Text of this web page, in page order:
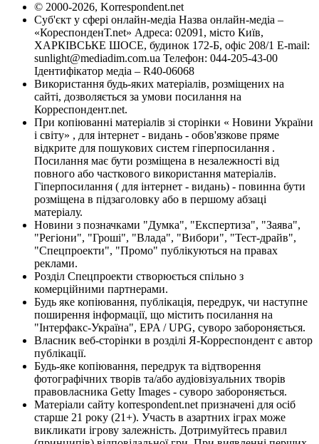
© 2000-2026, Korrespondent.net
Суб'єкт у сфері онлайн-медіа Назва онлайн-медіа –
«КореспонденТ.net» Адреса: 02091, місто Київ,
ХАРКІВСЬКЕ ШОСЕ, будинок 172-Б, офіс 208/1 E-mail:
sunlight@mediadim.com.ua Телефон: 044-205-43-00
Ідентифікатор медіа – R40-06068
Використання будь-яких матеріалів, розміщених на
сайті, дозволяється за умови посилання на
Корреспондент.net.
При копіюванні матеріалів зі сторінки « Новини України
і світу» , для інтернет - видань - обов'язкове пряме
відкрите для пошукових систем гіперпосилання .
Посилання має бути розміщена в незалежності від
повного або часткового використання матеріалів.
Гіперпосилання ( для інтернет - видань) - повинна бути
розміщена в підзаголовку або в першому абзаці
матеріалу.
Новини з позначками "Думка", "Експертиза", "Заява",
"Регіони", "Гроші", "Влада", "Вибори", "Тест-драйв",
"Спецпроекти", "Промо" публікуються на правах
реклами.
Розділ Спецпроекти створюється спільно з
комерційними партнерами.
Будь яке копіювання, публікація, передрук, чи наступне
поширення інформації, що містить посилання на
"Інтерфакс-Україна", EPA / UPG, суворо забороняється.
Власник веб-сторінки в розділі Я-Корреспондент є автор
публікації.
Будь-яке копіювання, передрук та відтворення
фотографічних творів та/або аудіовізуальних творів
правовласника Getty Images - суворо забороняється.
Матеріали сайту korrespondent.net призначені для осіб
старше 21 року (21+). Участь в азартних іграх може
викликати ігрову залежність. Дотримуйтесь правил